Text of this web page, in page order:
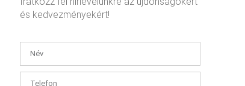
és kedvezményekért!